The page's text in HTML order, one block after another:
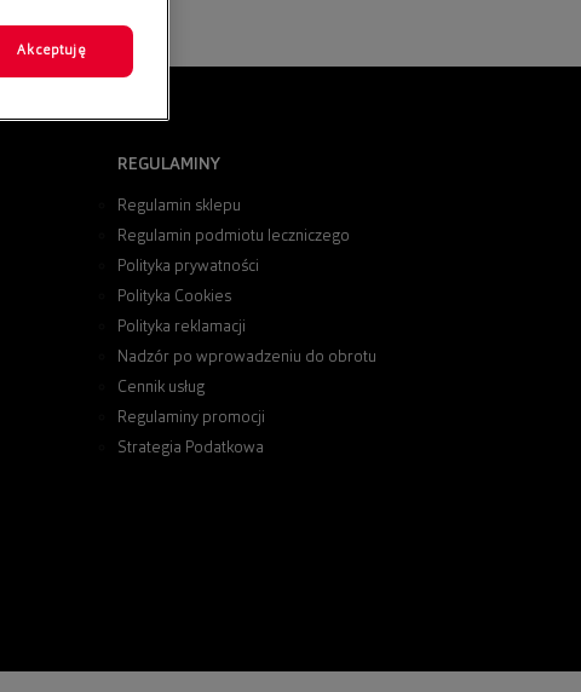
REGULAMINY
Regulamin sklepu
Regulamin podmiotu leczniczego
Polityka prywatności
Polityka Cookies
Polityka reklamacji
Nadzór po wprowadzeniu do obrotu
Cennik usług
Regulaminy promocji
Strategia Podatkowa
Akceptuję